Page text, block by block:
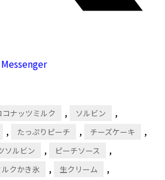
コナッツミルク , ソルビン ,
, たっぷりピーチ , チーズケーキ ,
ソルビン , ピーチソース ,
ルクかき氷 , 生クリーム ,